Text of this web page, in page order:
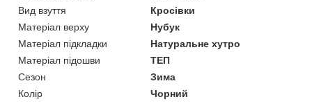
Вид взуття
Кросівки
Матеріал верху
Нубук
Матеріал підкладки
Натуральне хутро
Матеріал підошви
ТЕП
Сезон
Зима
Колір
Чорний